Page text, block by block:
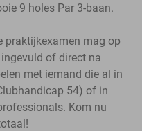
9 holes Par 3-baan.
praktijkexamen mag op
of direct na
met iemand die al in
54) of in
Kom nu